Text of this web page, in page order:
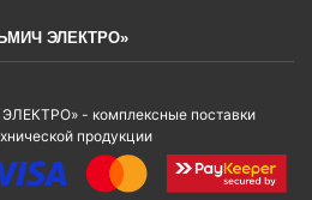
ЭЛЕКТРО»
- комплексные поставки
продукции